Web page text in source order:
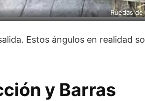
Ruedas de
Estos ángulos en realidad
y Barras